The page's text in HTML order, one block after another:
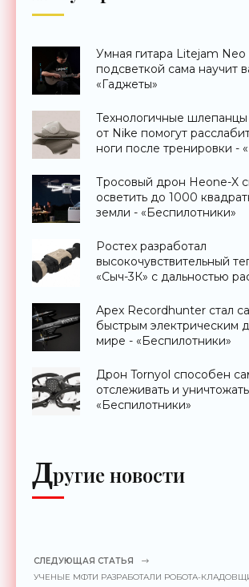
Умная гитара Litejam Neo
подсветкой сама научит
«Гаджеты»
Технологичные
от Nike помогут
ноги после тренировки -
Тросовый дрон Heone-X
осветить до 1000
земли - «Беспилотники»
Ростех разработал
высокочувствительный
«Сыч-3К» с дальностью
Apex Recordhunter стал
быстрым электрическим
мире - «Беспилотники»
Дрон Tornyol способен
отслеживать и
«Беспилотники»
Другие новости
СЛЕДУЮЩАЯ СТАТЬЯ
УЧЕНЫЕ МФТИ РАЗРАБОТАЛИ РОБОТА-